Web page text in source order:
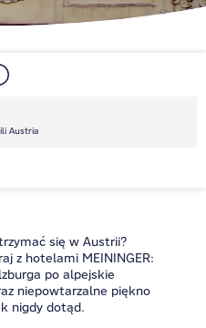
Austria
się w Austrii?
z hotelami MEININGER:
po alpejskie
niepowtarzalne piękno
nigdy dotąd.